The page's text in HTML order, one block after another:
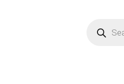
search